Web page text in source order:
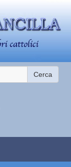
Cerca